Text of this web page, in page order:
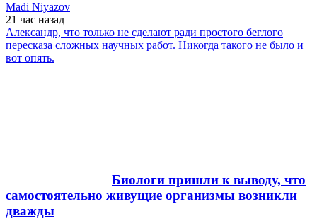
Madi Niyazov
21 час назад
Александр, что только не сделают ради простого беглого
пересказа сложных научных работ. Никогда такого не было и
вот опять.
Биологи пришли к выводу, что
самостоятельно живущие организмы возникли
дважды